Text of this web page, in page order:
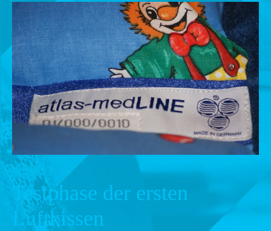
Testphase der ersten
Luftkissen